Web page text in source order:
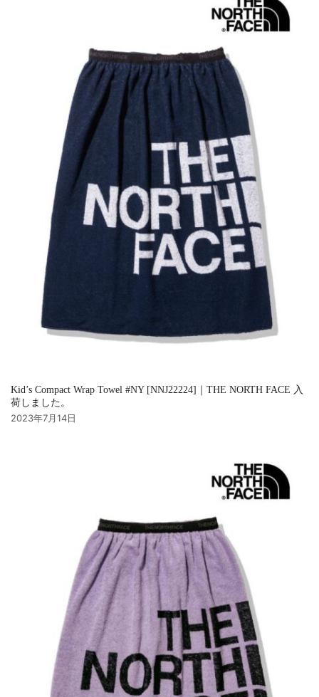
Kid’s Compact Wrap Towel #NY [NNJ22224]｜THE NORTH FACE 入
荷しました。
2023年7月14日